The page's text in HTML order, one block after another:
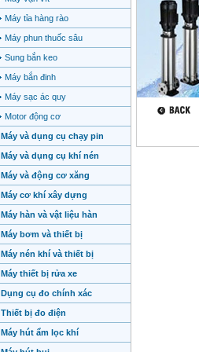
Máy tỉa hàng rào
Máy phun thuốc sâu
Sung bắn keo
Máy bắn đinh
Máy sạc ác quy
Motor động cơ
Máy và dụng cụ chạy pin
Máy và dụng cụ khí nén
Máy và động cơ xăng
Máy cơ khí xây dựng
Máy hàn và vật liệu hàn
Máy bơm và thiết bị
Máy nén khí và thiết bị
Máy thiết bị rửa xe
Dụng cụ đo chính xác
Thiết bị đo điện
Máy hút ẩm lọc khí